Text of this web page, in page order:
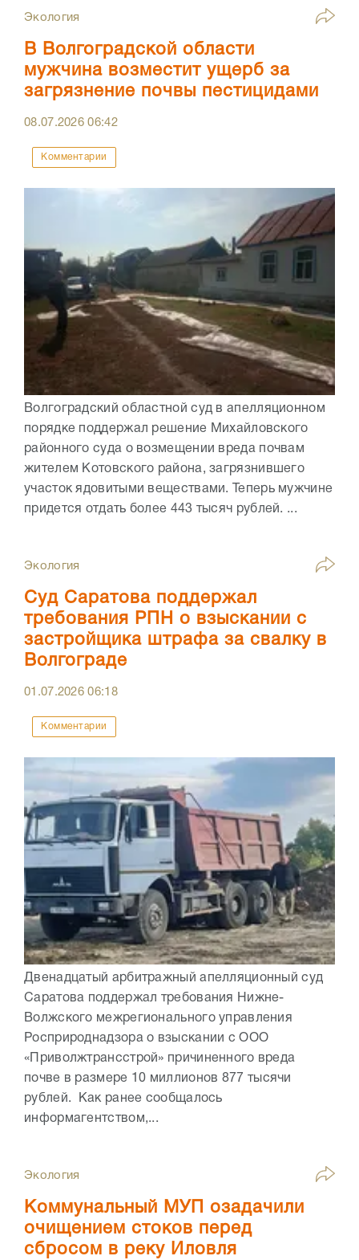
Экология
В Волгоградской области
мужчина возместит ущерб за
загрязнение почвы пестицидами
08.07.202606:42
Комментарии
Волгоградский областной суд в апелляционном
порядке поддержал решение Михайловского
районного суда о возмещении вреда почвам
жителем Котовского района, загрязнившего
участок ядовитыми веществами. Теперь мужчине
придется отдать более 443 тысяч рублей. ...
Экология
Суд Саратова поддержал
требования РПН о взыскании с
застройщика штрафа за свалку в
Волгограде
01.07.202606:18
Комментарии
Двенадцатый арбитражный апелляционный суд
Саратова поддержал требования Нижне-
Волжского межрегионального управления
Росприроднадзора о взыскании с ООО
«Приволжтрансстрой» причиненного вреда
почве в размере 10 миллионов 877 тысячи
рублей. Как ранее сообщалось
информагентством,...
Экология
Коммунальный МУП озадачили
очищением стоков перед
сбросом в реку Иловля